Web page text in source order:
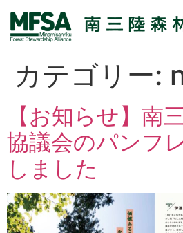
カテゴリー:
【お知らせ】南
協議会のパンフ
しました